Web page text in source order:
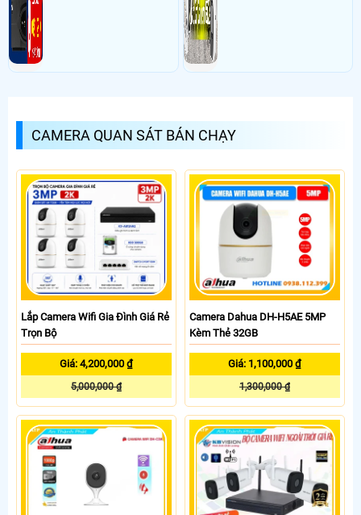
CAMERA QUAN SÁT BÁN CHẠY
Lắp Camera Wifi Gia Đình Giá Rẻ
Trọn Bộ
Giá: 4,200,000 ₫
5,000,000 ₫
Camera Dahua DH-H5AE 5MP
Kèm Thẻ 32GB
Giá: 1,100,000 ₫
1,300,000 ₫